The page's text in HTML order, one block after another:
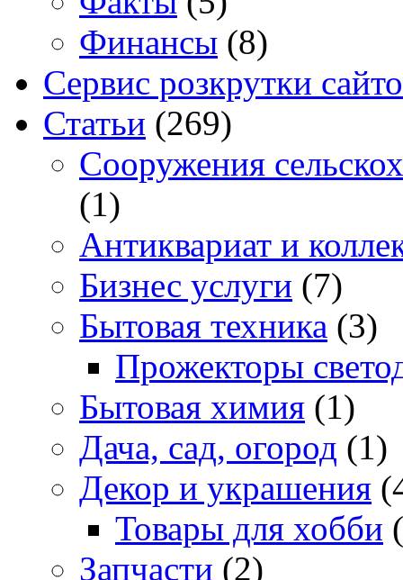
Финансы (8)
Сервис розкрутки
Статьи (269)
Cооружения
(1)
Антиквариат и
Бизнес услуги (7)
Бытовая техника (3)
Прожекторы
Бытовая химия (1)
Дача, сад, огород (1)
Декор и украшения
Товары для хобби
Запчасти (2)